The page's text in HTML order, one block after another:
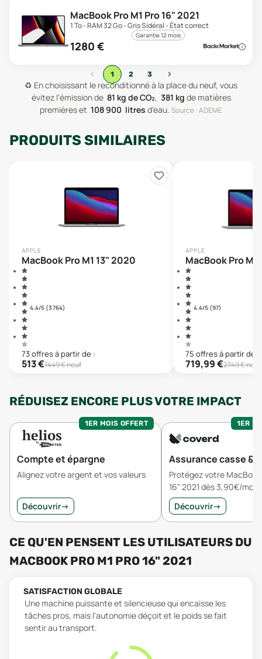
MacBook Pro M1 Pro 16" 2021
1 To - RAM 32 Go - Gris Sidéral - État correct
Garantie 12 mois
1280 €
‹ 1 2 3
›
♻️ En choisissant le reconditionné à la place du neuf, vous
évitez l'émission de 81 kg de CO₂, 381 kg de matières
premièreset 108 900 litres d'eau. Source : ADEME
PRODUITS SIMILAIRES
APPLE
MacBook Pro M1 13" 2020
4.4/5 (3 764)
73offresà partir de :
513€1449€ neuf
APPLE
MacBook Pro M1
4.4/5 (97)
75 offresà partir de :
719,99€2749€ neuf
RÉDUISEZ ENCORE PLUS VOTRE IMPACT
1ER MOIS OFFERT
Compte et épargne
Alignez votre argent et vos valeurs
Découvrir→
1ER
Assurance casse &
Protégez votre MacBook
16" 2021 dès 3,90€/mois
Découvrir→
CE QU'EN PENSENT LES UTILISATEURS DU
MACBOOK PRO M1 PRO 16" 2021
SATISFACTION GLOBALE
Une machine puissante et silencieuse qui encaisse les
tâches pros, mais l'autonomie déçoit et le poids se fait
sentir au transport.